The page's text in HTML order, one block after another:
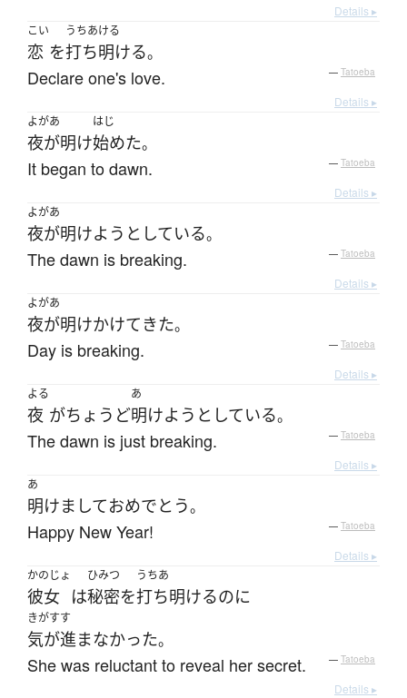
Details ▸
こい
恋 を
うちあける
打ち明ける。
Declare one's love. — Tatoeba
Details ▸
よがあ
夜が明け
はじ
始めた。
It began to dawn. — Tatoeba
Details ▸
よがあ
夜が明けよう としている。
The dawn is breaking. — Tatoeba
Details ▸
よがあ
夜が明けかけて きた。
Day is breaking. — Tatoeba
Details ▸
よる
夜 がちょうど
あ
明けよう としている。
The dawn is just breaking. — Tatoeba
Details ▸
あ
明けましておめでとう。
Happy New Year! — Tatoeba
Details ▸
かのじょ
彼女 は
ひみつ
秘密を
うちあ
打ち明けるのに
きがすす
気が進まなかった。
She was reluctant to reveal her secret. — Tatoeba
Details ▸